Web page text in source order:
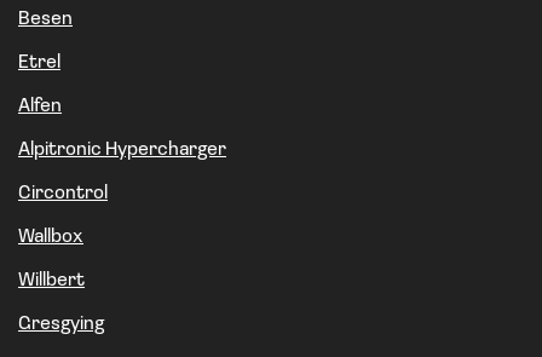
Besen
Etrel
Alfen
Alpitronic Hypercharger
Circontrol
Wallbox
Willbert
Gresgying